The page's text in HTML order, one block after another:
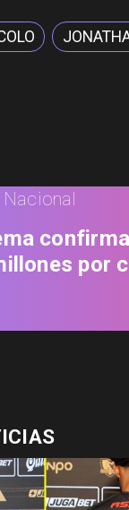
Nacional
por